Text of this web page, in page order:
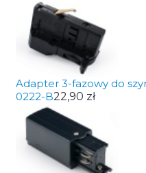
Adapter 3-fazowy do
0222-B22,90 zł